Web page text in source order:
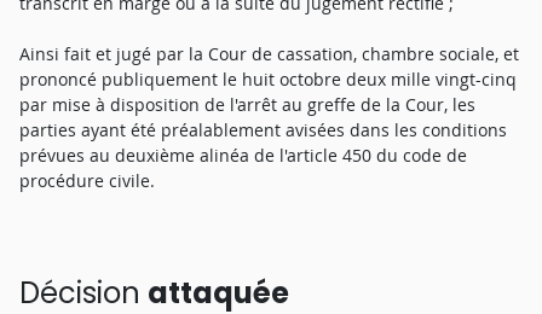
Ainsi fait et jugé par la Cour de cassation, chambre sociale, et
prononcé publiquement le huit octobre deux mille vingt-cinq
par mise à disposition de l'arrêt au greffe de la Cour, les
parties ayant été préalablement avisées dans les conditions
prévues au deuxième alinéa de l'article 450 du code de
procédure civile.
Décision attaquée